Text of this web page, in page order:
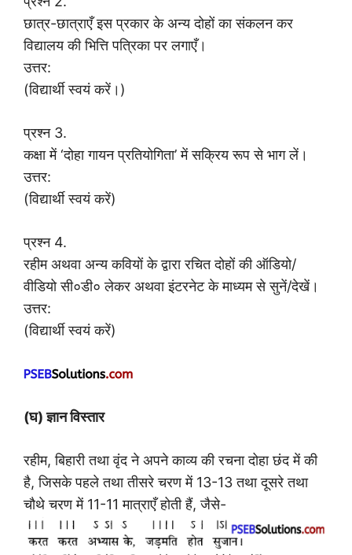
छात्र-छात्राएँ इस प्रकार के अन्य दोहों का संकलन कर
विद्यालय की भित्ति पत्रिका पर लगाएँ।
उत्तर:
(विद्यार्थी स्वयं करें।)
प्रश्न 3.
कक्षा में ‘दोहा गायन प्रतियोगिता’ में सक्रिय रूप से भाग लें।
उत्तर:
(विद्यार्थी स्वयं करें)
प्रश्न 4.
रहीम अथवा अन्य कवियों के द्वारा रचित दोहों की ऑडियो/
वीडियो सी०डी० लेकर अथवा इंटरनेट के माध्यम से सुनें/देखें।
उत्तर:
(विद्यार्थी स्वयं करें)
(घ) ज्ञान विस्तार
रहीम, बिहारी तथा वृंद ने अपने काव्य की रचना दोहा छंद में की
है, जिसके पहले तथा तीसरे चरण में 13-13 तथा दूसरे तथा
चौथे चरण में 11-11 मात्राएँ होती हैं, जैसे-